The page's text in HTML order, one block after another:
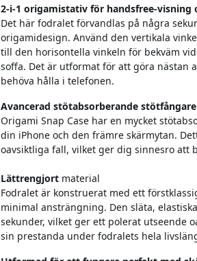
2-i-1 origamistativ för handsfree-visning
Det här fodralet förvandlas på några
origamidesign. Använd den vertikala
till den horisontella vinkeln för bekväm
soffa. Det är utformat för att göra nästan
behöva hålla i telefonen.
Avancerad stötabsorberande
Origami Snap Case har en mycket
din iPhone och den främre skärmytan.
oavsiktliga fall, vilket ger dig sinnesro att
Lättrengjort material
Fodralet är konstruerat med ett
minimal ansträngning. Den släta,
sekunder, vilket ger ett polerat utseende
sin prestanda under fodralets hela